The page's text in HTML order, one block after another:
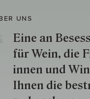
UNS
Eine an
für Wein, die
innen und
Ihnen die